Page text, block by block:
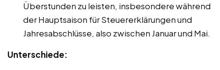
Überstunden zu leisten, insbesondere während
der Hauptsaison für Steuererklärungen und
Jahresabschlüsse, also zwischen Januar und Mai.
Unterschiede: